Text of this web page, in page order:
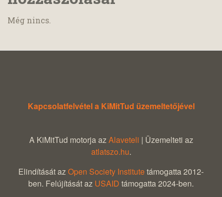
Még nincs.
Kapcsolatfelvétel a KiMitTud üzemeltetőjével
A KiMitTud motorja azAlaveteli | Üzemelteti az
atlatszo.hu.
Elindítását azOpen Society Institutetámogatta 2012-
ben. Felújítását az USAID támogatta 2024-ben.